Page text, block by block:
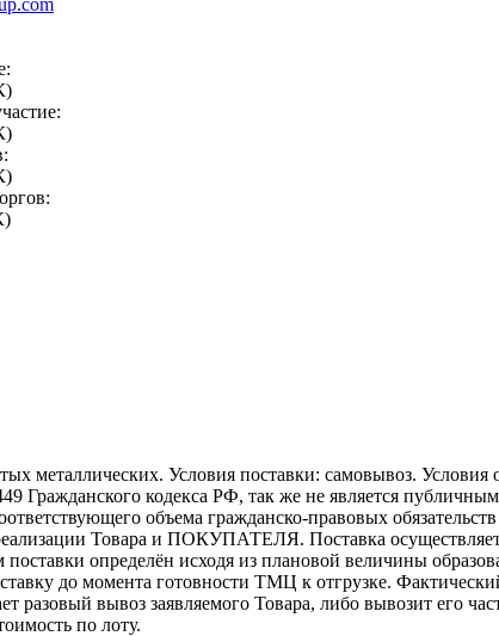
металлических. Условия поставки: самовывоз.
Гражданского кодекса РФ, так же не является
объема гражданско-правовых
Товара и ПОКУПАТЕЛЯ. Поставка
определён исходя из плановой величины
до момента готовности ТМЦ к отгрузке.
разовый вывоз заявляемого Товара, либо вывозит его
по лоту.